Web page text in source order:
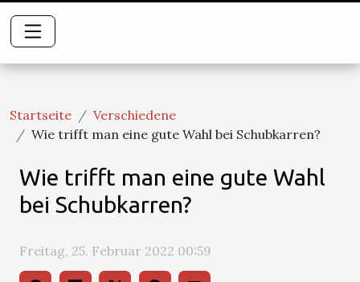
Startseite
Verschiedene
Wie trifft man eine gute Wahl bei Schubkarren?
Wie trifft man eine gute Wahl
bei Schubkarren?
Freitag, 25. Februar 2022 00:59